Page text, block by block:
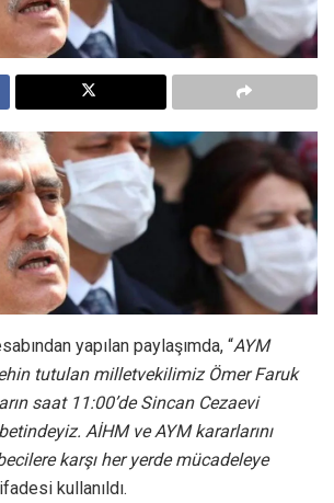
yapılan paylaşımda, “AYM
tutulan milletvekilimiz Ömer Faruk
saat 11:00’de Sincan Cezaevi
AİHM ve AYM kararlarını
karşı her yerde mücadeleye
kullanıldı.